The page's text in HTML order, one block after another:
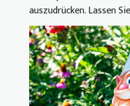
auszudrücken. Lassen